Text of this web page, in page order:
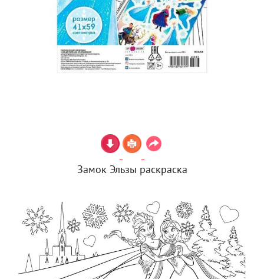
Замок Эльзы раскраска